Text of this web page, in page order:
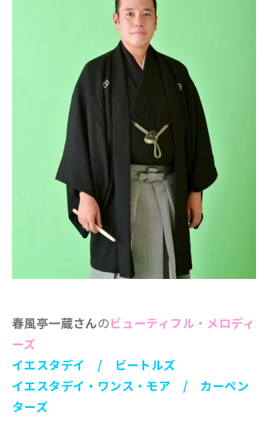
春風亭一蔵さんのビューティフル・メロディ
ーズ
イエスタデイ / ビートルズ
‎イエスタデイ・ワンス・モア / カーペン
ターズ